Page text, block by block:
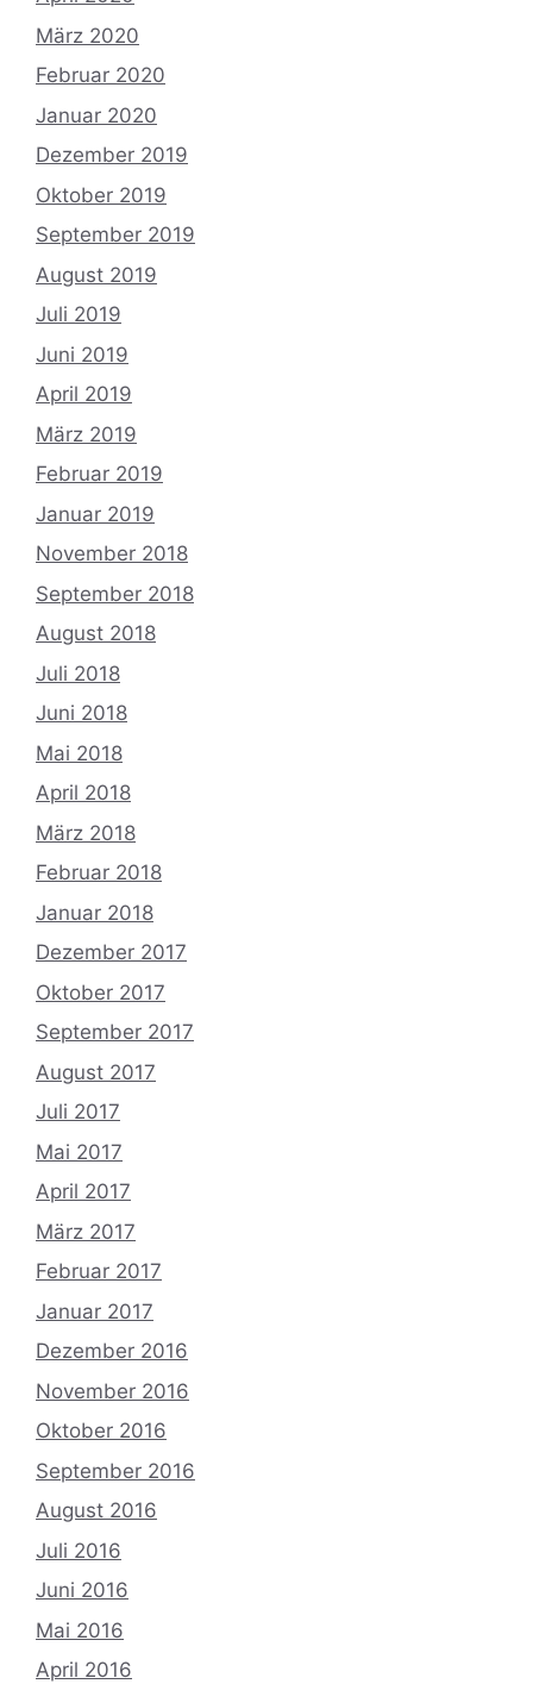
März 2020
Februar 2020
Januar 2020
Dezember 2019
Oktober 2019
September 2019
August 2019
Juli 2019
Juni 2019
April 2019
März 2019
Februar 2019
Januar 2019
November 2018
September 2018
August 2018
Juli 2018
Juni 2018
Mai 2018
April 2018
März 2018
Februar 2018
Januar 2018
Dezember 2017
Oktober 2017
September 2017
August 2017
Juli 2017
Mai 2017
April 2017
März 2017
Februar 2017
Januar 2017
Dezember 2016
November 2016
Oktober 2016
September 2016
August 2016
Juli 2016
Juni 2016
Mai 2016
April 2016